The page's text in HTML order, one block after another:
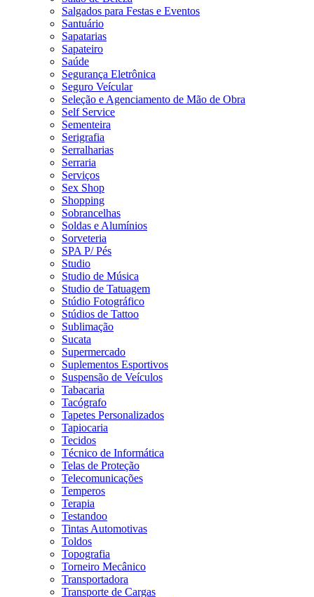
Salgados para Festas e Eventos
Santuário
Sapatarias
Sapateiro
Saúde
Segurança Eletrônica
Seguro Veícular
Seleção e Agenciamento de Mão de Obra
Self Service
Sementeira
Serigrafia
Serralharias
Serraria
Serviços
Sex Shop
Shopping
Sobrancelhas
Soldas e Alumínios
Sorveteria
SPA P/ Pés
Studio
Studio de Música
Studio de Tatuagem
Stúdio Fotográfico
Stúdios de Tattoo
Sublimação
Sucata
Supermercado
Suplementos Esportivos
Suspensão de Veículos
Tabacaria
Tacógrafo
Tapetes Personalizados
Tapiocaria
Tecidos
Técnico de Informática
Telas de Proteção
Telecomunicações
Temperos
Terapia
Testandoo
Tintas Automotivas
Toldos
Topografia
Torneiro Mecânico
Transportadora
Transporte de Cargas